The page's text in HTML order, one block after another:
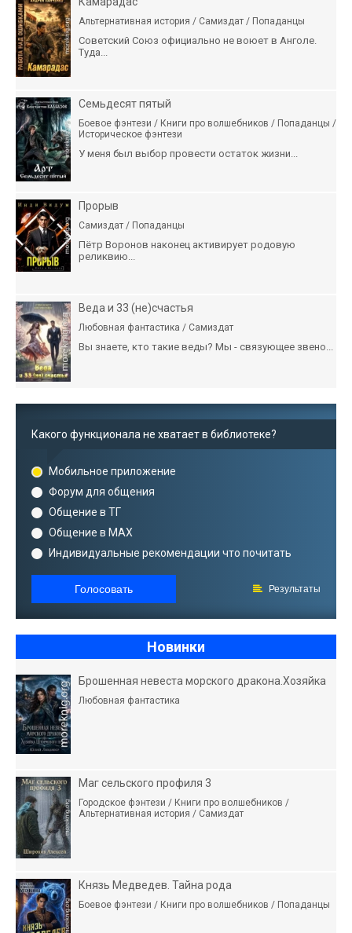
Альтернативная история / Самиздат / Попаданцы
Советский Союз официально не воюет в Анголе.
Туда...
Семьдесят пятый
Боевое фэнтези / Книги про волшебников / Попаданцы /
Историческое фэнтези
У меня был выбор провести остаток жизни...
Прорыв
Самиздат / Попаданцы
Пётр Воронов наконец активирует родовую
реликвию...
Веда и 33 (не)счастья
Любовная фантастика / Самиздат
Вы знаете, кто такие веды? Мы - связующее звено...
Какого функционала не хватает в библиотеке?
Мобильное приложение
Форум для общения
Общение в ТГ
Общение в MAX
Индивидуальные рекомендации что почитать
Голосовать Результаты
Новинки
Брошенная невеста морского дракона.Хозяйка
Любовная фантастика
Маг сельского профиля 3
Городское фэнтези / Книги про волшебников /
Альтернативная история / Самиздат
Князь Медведев. Тайна рода
Боевое фэнтези / Книги про волшебников / Попаданцы